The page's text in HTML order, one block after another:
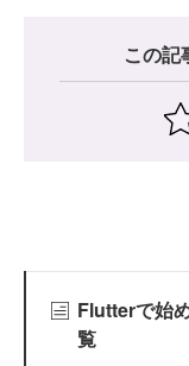
この記
Flutterで始
覧